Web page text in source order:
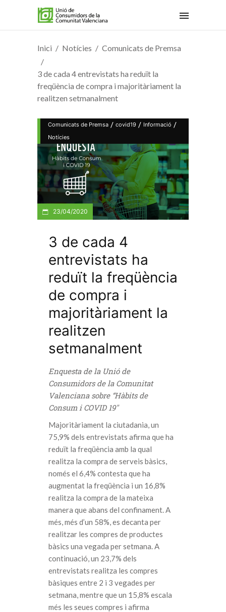
Inici Notícies Comunicats de Premsa
3 de cada 4 entrevistats ha reduït la
freqüència de compra i majoritàriament la
realitzen setmanalment
Comunicats de Premsa / covid19 / Informació /
Notícies
23/04/2020
3 de cada 4
entrevistats ha
reduït la freqüència
de compra i
majoritàriament la
realitzen
setmanalment
Enquesta de la Unió de
Consumidors de la Comunitat
Valenciana sobre “Hàbits de
Consum i COVID 19″
Majoritàriament la ciutadania, un
75,9% dels entrevistats afirma que ha
reduït la freqüència amb la qual
realitza la compra de serveis bàsics,
només el 6,4% contesta que ha
augmentat la freqüència i un 16,8%
realitza la compra de la mateixa
manera que abans del confinament. A
més, més d’un 58%, es decanta per
realitzar les compres de productes
bàsics una vegada per setmana. A
continuació, un 23,7% dels
entrevistats realitza les compres
bàsiques entre 2 i 3 vegades per
setmana, mentre que un 15,8% escala
més les seues compres i afirma